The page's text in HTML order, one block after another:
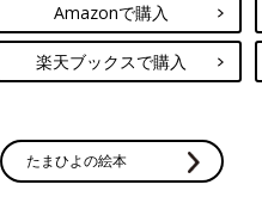
Amazonで購入
楽天ブックスで購入
たまひよの絵本